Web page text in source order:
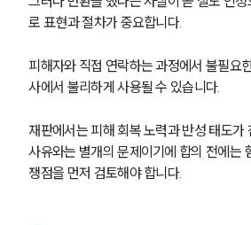
법률지식인
형사소송·상담후기
업무분야
형사그룹 업무
전체
로 표현과 절차가 중요합니다.
피해자와 직접 연락하는 과정에서 불필요
사에서 불리하게 사용될 수 있습니다.
재판에서는 피해 회복 노력과 반성 태도가
사유와는 별개의 문제이기에 합의 전에는
쟁점을 먼저 검토해야 합니다.